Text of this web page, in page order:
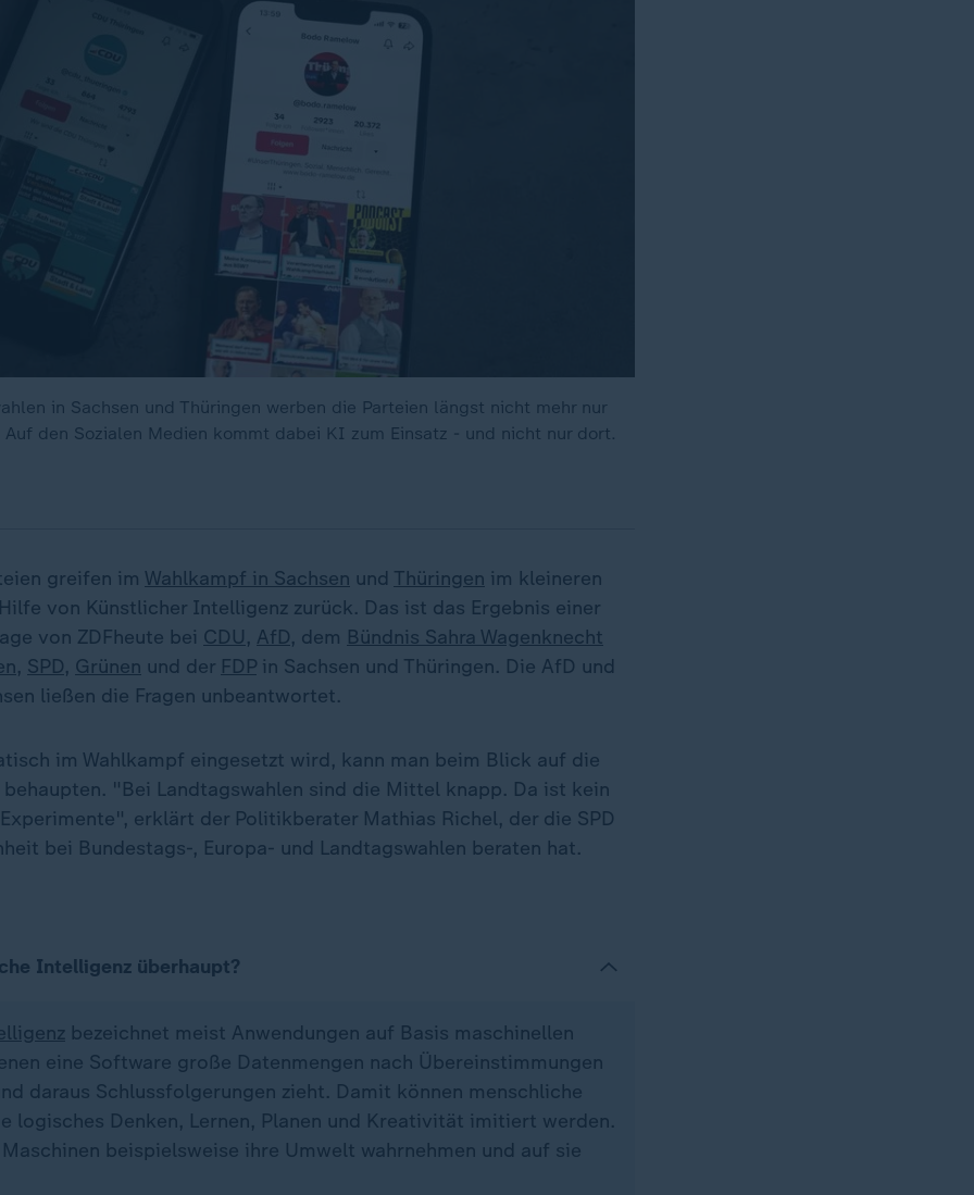
in Sachsen und Thüringen werben die Parteien längst nicht mehr nur
den Sozialen Medien kommt dabei KI zum Einsatz - und nicht nur dort.
greifen im Wahlkampf in Sachsen und Thüringen im kleineren
von Künstlicher Intelligenz zurück. Das ist das Ergebnis einer
von ZDFheute bei CDU, AfD, dem Bündnis Sahra Wagenknecht
, SPD, Grünen und der FDP in Sachsen und Thüringen. Die AfD und
ließen die Fragen unbeantwortet.
im Wahlkampf eingesetzt wird, kann man beim Blick auf die
"Bei Landtagswahlen sind die Mittel knapp. Da ist kein
erklärt der Politikberater Mathias Richel, der die SPD
bei Bundestags-, Europa- und Landtagswahlen beraten hat.
Intelligenz überhaupt?
bezeichnet meist Anwendungen auf Basis maschinellen
eine Software große Datenmengen nach Übereinstimmungen
daraus Schlussfolgerungen zieht. Damit können menschliche
logisches Denken, Lernen, Planen und Kreativität imitiert werden.
beispielsweise ihre Umwelt wahrnehmen und auf sie